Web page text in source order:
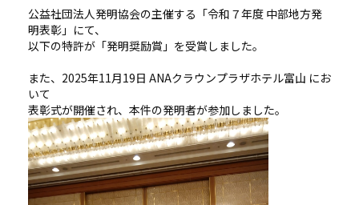
公益社団法人発明協会の主催する「令和７年度 中部地方発
明表彰」にて、
以下の特許が「発明奨励賞」を受賞しました。
また、2025年11月19日 ANAクラウンプラザホテル富山 にお
いて
表彰式が開催され、本件の発明者が参加しました。